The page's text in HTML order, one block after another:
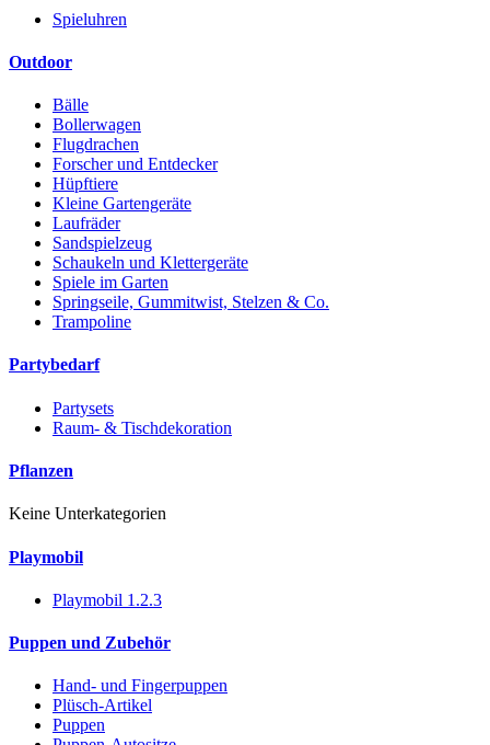
Spieluhren
Outdoor
Bälle
Bollerwagen
Flugdrachen
Forscher und Entdecker
Hüpftiere
Kleine Gartengeräte
Laufräder
Sandspielzeug
Schaukeln und Klettergeräte
Spiele im Garten
Springseile, Gummitwist, Stelzen & Co.
Trampoline
Partybedarf
Partysets
Raum- & Tischdekoration
Pflanzen
Keine Unterkategorien
Playmobil
Playmobil 1.2.3
Puppen und Zubehör
Hand- und Fingerpuppen
Plüsch-Artikel
Puppen